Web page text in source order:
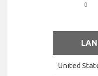
0
United